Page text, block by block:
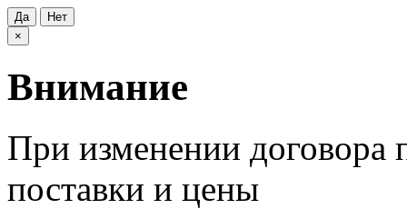
Да
Нет
×
Внимание
При изменении договора
поставки и цены